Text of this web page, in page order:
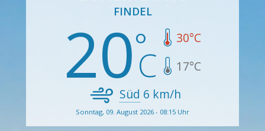
FINDEL
20 30°C
17°C
Süd 6 km/h
Sonntag, 09. August 2026 - 08:15 Uhr